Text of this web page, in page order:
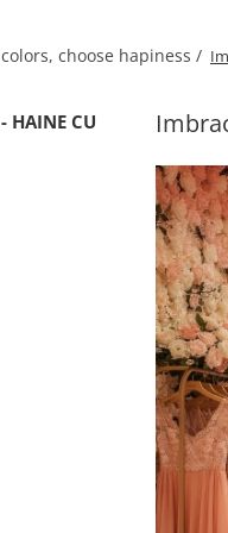
choose hapiness /
HAINE CU